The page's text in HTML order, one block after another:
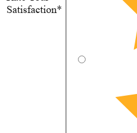
Satisfaction*